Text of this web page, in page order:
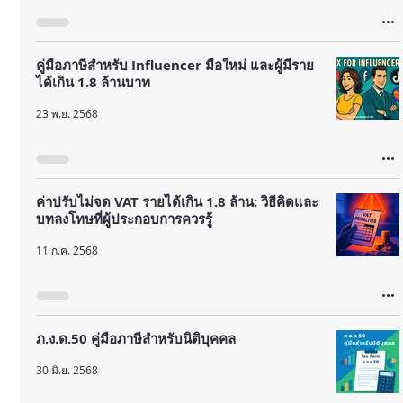
คู่มือภาษีสำหรับ Influencer มือใหม่ และผู้มีราย
ได้เกิน 1.8 ล้านบาท
23 พ.ย. 2568
ค่าปรับไม่จด VAT รายได้เกิน 1.8 ล้าน: วิธีคิดและ
บทลงโทษที่ผู้ประกอบการควรรู้
11 ก.ค. 2568
ภ.ง.ด.50 คู่มือภาษีสำหรับนิติบุคคล
30 มิ.ย. 2568